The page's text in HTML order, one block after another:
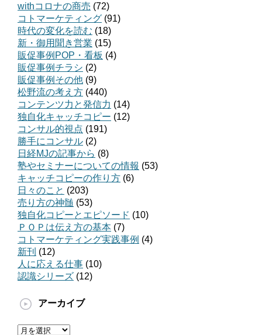
withコロナの商売 (72)
コトマーケティング (91)
時代の変化を読む (18)
新・御用聞き営業 (15)
販促事例POP・看板 (4)
販促事例チラシ (2)
販促事例その他 (9)
松野流の考え方 (440)
コンテンツ力と発信力 (14)
独自化キャッチコピー (12)
コンサル的視点 (191)
勝手にコンサル (2)
日経MJの記事から (8)
塾やセミナーについての情報 (53)
キャッチコピーの作り方 (6)
日々のこと (203)
売り方の神髄 (53)
独自化コピーとエピソード (10)
ＰＯＰは伝え方の基本 (7)
コトマーケティング実践事例 (4)
新刊 (12)
人に応える仕事 (10)
認識シリーズ (12)
アーカイブ
ア